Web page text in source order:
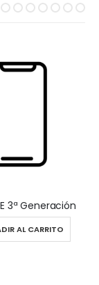
3ª Generación
AL CARRITO